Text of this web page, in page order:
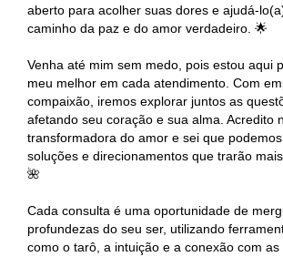
aberto para acolher suas dores e ajudá-
caminho da paz e do amor verdadeiro. 🌟
Venha até mim sem medo, pois estou aqui
meu melhor em cada atendimento. Com
compaixão, iremos explorar juntos as
afetando seu coração e sua alma. Acredito
transformadora do amor e sei que
soluções e direcionamentos que trarão
🌺
Cada consulta é uma oportunidade de
profundezas do seu ser, utilizando
como o tarô, a intuição e a conexão com as